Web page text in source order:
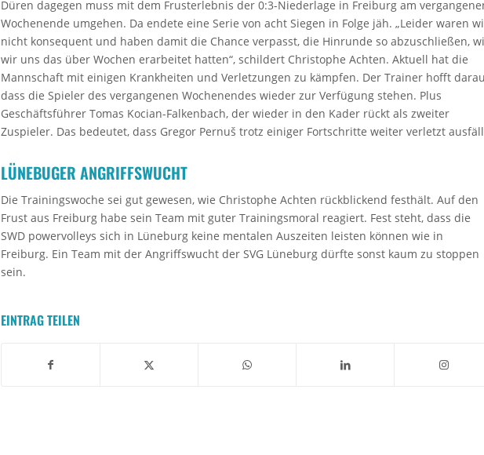
Düren dagegen muss mit dem Frusterlebnis der 0:3-Niederlage in Freiburg am
Wochenende umgehen. Da endete eine Serie von acht Siegen in Folge jäh. „Leider waren
nicht konsequent und haben damit die Chance verpasst, die Hinrunde so abzuschließen,
wir uns das über Wochen erarbeitet hatten“, schildert Christophe Achten. Aktuell hat die
Mannschaft mit einigen Krankheiten und Verletzungen zu kämpfen. Der Trainer hofft
dass die Spieler des vergangenen Wochenendes wieder zur Verfügung stehen. Plus
Geschäftsführer Tomas Kocian-Falkenbach, der wieder in den Kader rückt als zweiter
Zuspieler. Das bedeutet, dass Gregor Pernuš trotz einiger Fortschritte weiter verletzt
LÜNEBUGER ANGRIFFSWUCHT
Die Trainingswoche sei gut gewesen, wie Christophe Achten rückblickend festhält. Auf den
Frust aus Freiburg habe sein Team mit guter Trainingsmoral reagiert. Fest steht, dass die
SWD powervolleys sich in Lüneburg keine mentalen Auszeiten leisten können wie in
Freiburg. Ein Team mit der Angriffswucht der SVG Lüneburg dürfte sonst kaum zu stoppen
sein.
EINTRAG TEILEN